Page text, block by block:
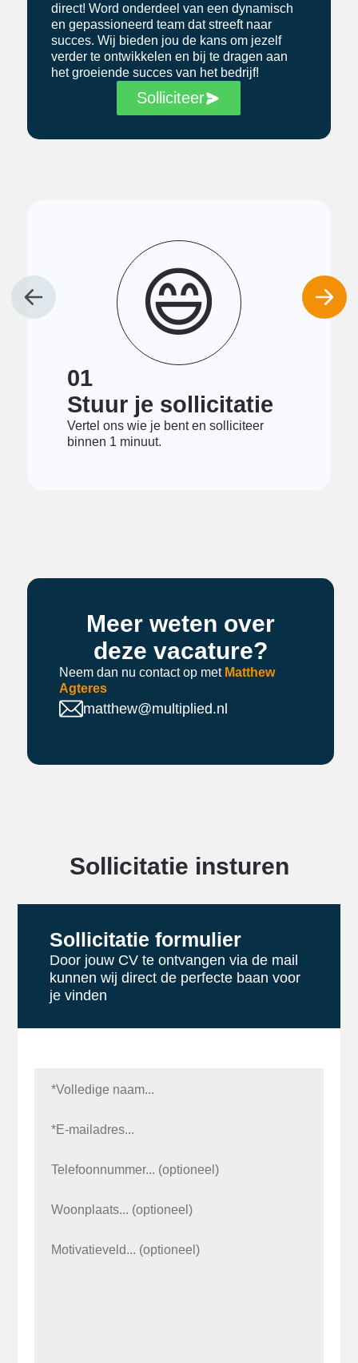
direct! Word onderdeel van een dynamisch
en gepassioneerd team dat streeft naar
succes. Wij bieden jou de kans om jezelf
verder te ontwikkelen en bij te dragen aan
het groeiende succes van het bedrijf!
Solliciteer
😄
01
Stuur je sollicitatie
Vertel ons wie je bent en solliciteer
binnen 1 minuut.
Meer weten over
deze vacature?
Neem dan nu contact op met Matthew
Agteres
matthew@multiplied.nl
Sollicitatie insturen
Sollicitatie formulier
Door jouw CV te ontvangen via de mail
kunnen wij direct de perfecte baan voor
je vinden